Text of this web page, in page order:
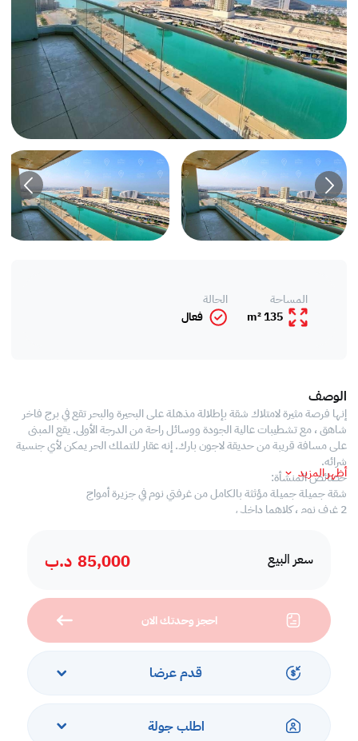
سعر البيع 85,000 د.ب
احجز وحدتك الان
قدم عرضا
اطلب جولة
المساحة
135 m²
الحالة
فعال
الوصف
إنها فرصة مثيرة لامتلاك شقة بإطلالة مذهلة على البحيرة والبحر تقع في برج فاخر
شاهق ، مع تشطيبات عالية الجودة ووسائل راحة من الدرجة الأولى. يقع المبنى
على مسافة قريبة من حديقة لاجون بارك. إنه عقار للتملك الحر يمكن لأي جنسية
شرائه.
خصائص المنشأة:
شقة جميلة جميلة مؤثثة بالكامل من غرفتي نوم في جزيرة أمواج
2 غرف نوم ، كلاهما داخلي
منطقة معيشة وطعام حديثة.
أمن واستقبال على مدار الساعة.
موقف سيارات مخصص
حمام سباحة كبير وصالة ألعاب رياضية وبخار وساونا.
أظهر المزيد